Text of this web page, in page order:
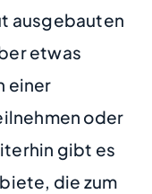
ausgebauten
etwas
einer
oder
gibt es
die zum